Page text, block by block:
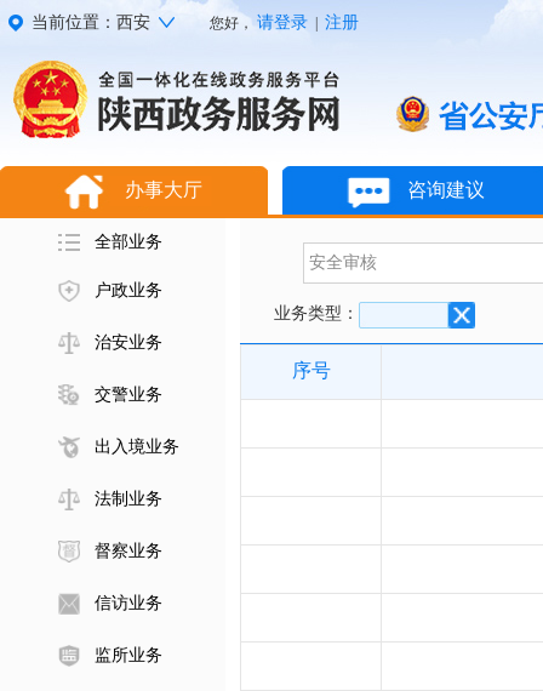
当前位置：西安 您好， 请登录 注册
办事大厅 咨询建议
全部业务
户政业务
治安业务
交警业务
出入境业务
法制业务
督察业务
信访业务
监所业务
业务类型：
序号